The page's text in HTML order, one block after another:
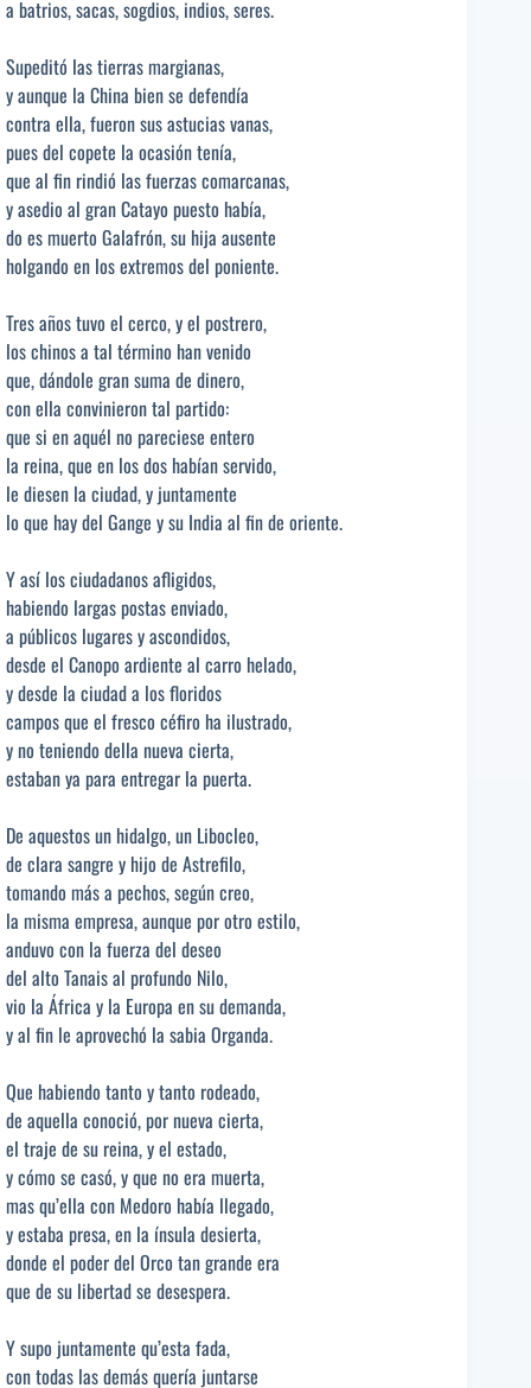
a batrios, sacas, sogdios, indios, seres.
Supeditó las tierras margianas,
y aunque la China bien se defendía
contra ella, fueron sus astucias vanas,
pues del copete la ocasión tenía,
que al fin rindió las fuerzas comarcanas,
y asedio al gran Catayo puesto había,
do es muerto Galafrón, su hija ausente
holgando en los extremos del poniente.
Tres años tuvo el cerco, y el postrero,
los chinos a tal término han venido
que, dándole gran suma de dinero,
con ella convinieron tal partido:
que si en aquél no pareciese entero
la reina, que en los dos habían servido,
le diesen la ciudad, y juntamente
lo que hay del Gange y su India al fin de oriente.
Y así los ciudadanos afligidos,
habiendo largas postas enviado,
a públicos lugares y ascondidos,
desde el Canopo ardiente al carro helado,
y desde la ciudad a los floridos
campos que el fresco céfiro ha ilustrado,
y no teniendo della nueva cierta,
estaban ya para entregar la puerta.
De aquestos un hidalgo, un Libocleo,
de clara sangre y hijo de Astrefilo,
tomando más a pechos, según creo,
la misma empresa, aunque por otro estilo,
anduvo con la fuerza del deseo
del alto Tanais al profundo Nilo,
vio la África y la Europa en su demanda,
y al fin le aprovechó la sabia Organda.
Que habiendo tanto y tanto rodeado,
de aquella conoció, por nueva cierta,
el traje de su reina, y el estado,
y cómo se casó, y que no era muerta,
mas qu’ella con Medoro había llegado,
y estaba presa, en la ínsula desierta,
donde el poder del Orco tan grande era
que de su libertad se desespera.
Y supo juntamente qu’esta fada,
con todas las demás quería juntarse